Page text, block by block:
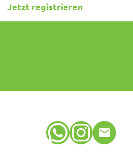
Jetzt registrieren
WhatsApp Instagram E-Mail